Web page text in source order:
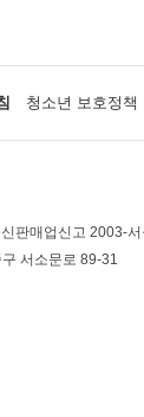
청소년 보호정책
판매업신고 2003-
서소문로 89-31